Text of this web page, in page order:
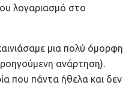
λογαριασμό στο
μια πολύ όμορφη
ανάρτηση).
που πάντα ήθελα και δεν